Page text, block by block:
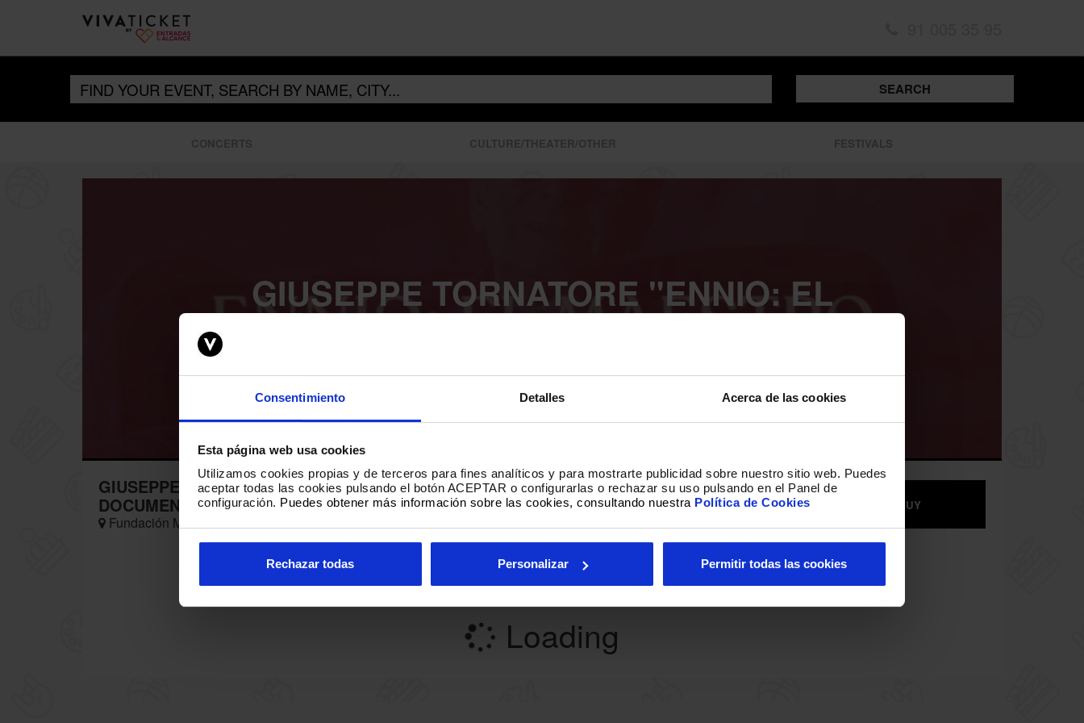
Consentimiento Detalles Acerca de las cookies
Esta página web usa cookies
Utilizamos cookies propias y de terceros para fines analíticos y para mostrarte publicidad sobre nuestro sitio web. Puedes
aceptar todas las cookies pulsando el botón ACEPTAR o configurarlas o rechazar su uso pulsando en el Panel de
configuración. Puedes obtener más información sobre las cookies, consultando nuestra Política de Cookies
Rechazar todas Personalizar Permitir todas las cookies
SEARCH
GIUSEPPE TORNATORE "ENNIO: EL
MAESTRO" - CINEMATECA DEL
MEDITERRÁNEO DOCUMENTALES
ALICANTE
GIUSEPPE TORNATORE "ENNIO: EL MAESTRO" - CINEMATECA DEL MEDITERRÁNEO
DOCUMENTALES
Fundación Mediterráneo Alicante, Av. Dr. Gadea, 1 03003 Alicante
BUY
Loading